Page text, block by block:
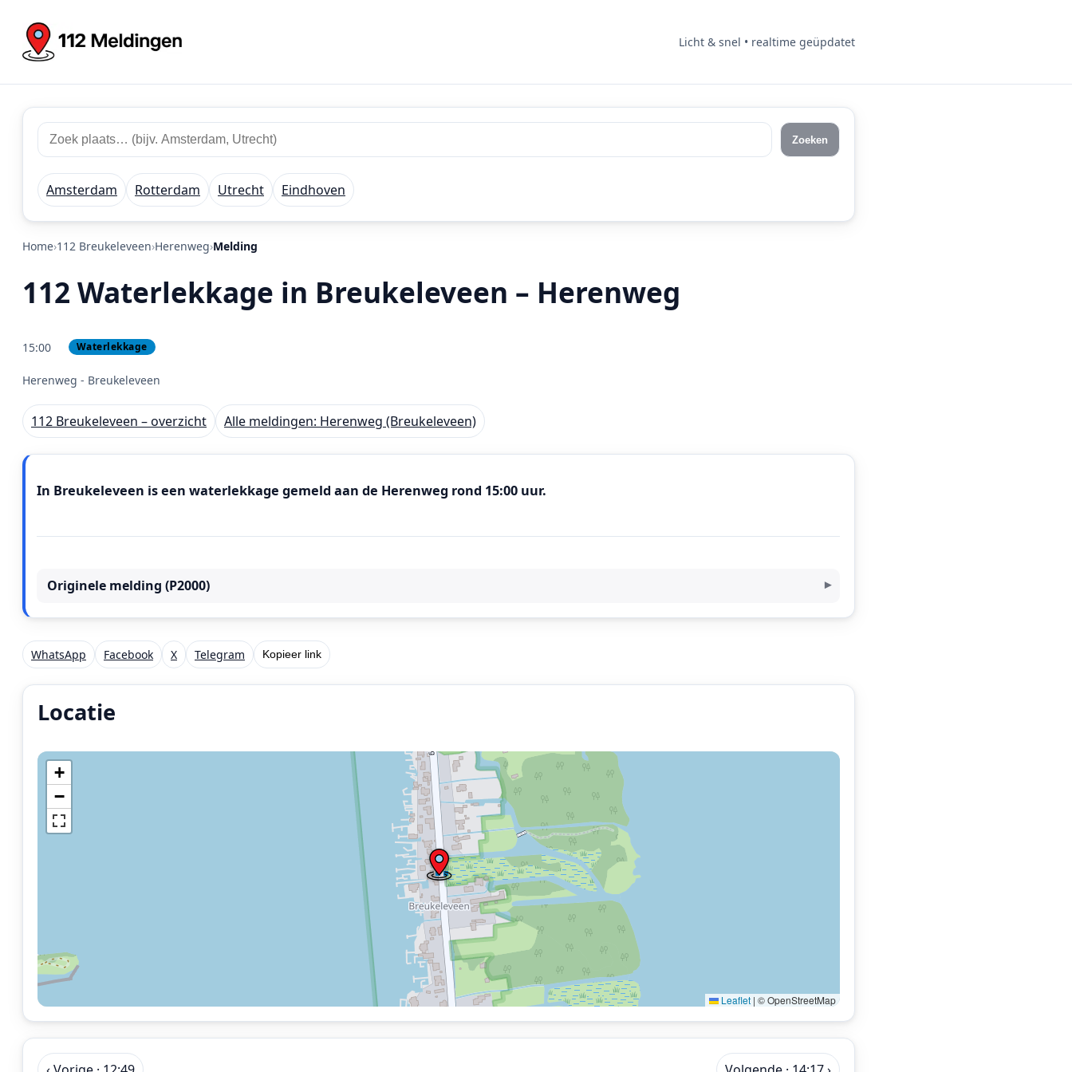
Licht & snel • realtime geüpdatet
Zoek 112 meldingen
Zoek plaats of regio Zoeken
Amsterdam Rotterdam Utrecht Eindhoven
Home 112 Breukeleveen Herenweg Melding
112 Waterlekkage in Breukeleveen – Herenweg
15:00 Waterlekkage
Herenweg - Breukeleveen
112 Breukeleveen – overzicht Alle meldingen: Herenweg (Breukeleveen)
Meldingstekst
In Breukeleveen is een waterlekkage gemeld aan de Herenweg rond 15:00 uur.
Originele melding (P2000)
WhatsApp Facebook X Telegram Kopieer link
Locatie
+
−
Leaflet | © OpenStreetMap
Locatie van het incident: Herenweg, Breukeleveen.